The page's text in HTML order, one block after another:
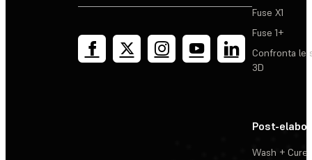
Fuse X1
Fuse 1+
Confronta le
3D
Post-
Wash + Cure